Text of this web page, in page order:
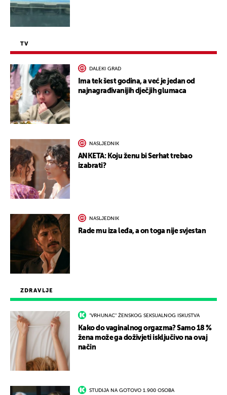
ZDRAVLJE
"VRHUNAC" ŽENSKOG SEKSUALNOG ISKUSTVA
Kako do vaginalnog orgazma? Samo 18 %
žena može ga doživjeti isključivo na ovaj
način
STUDIJA NA GOTOVO 1.900 OSOBA
TV
DALEKI GRAD
Ima tek šest godina, a već je jedan od
najnagrađivanijih dječjih glumaca
NASLJEDNIK
ANKETA: Koju ženu bi Serhat trebao
izabrati?
NASLJEDNIK
Rade mu iza leđa, a on toga nije svjestan